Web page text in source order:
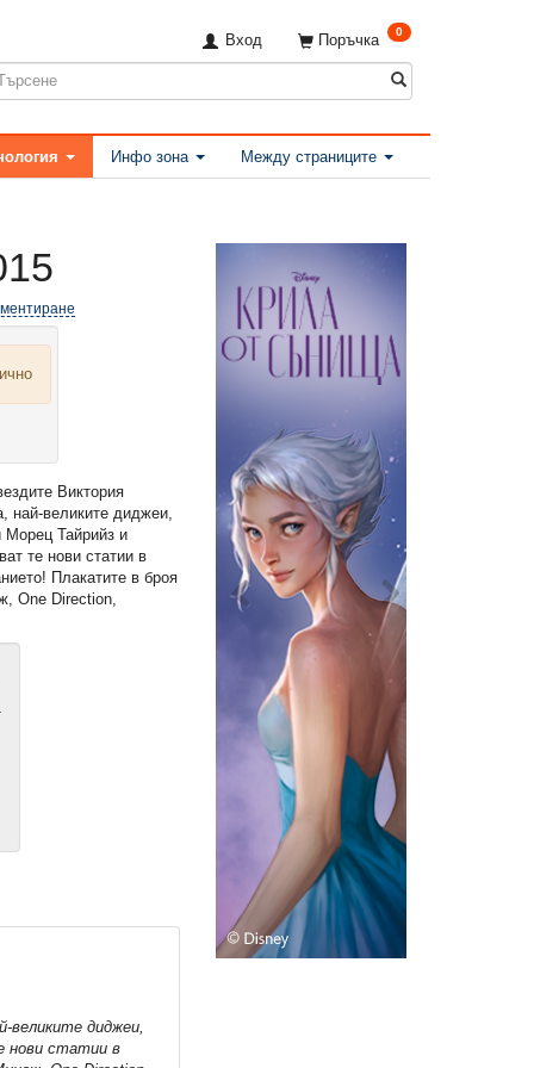
Поръчка 0
Вход
Инфо зона Между страниците
Виктория
великите диджеи,
Тайрийз и
те нови статии в
Плакатите в броя
One Direction,
диджеи,
нови статии в